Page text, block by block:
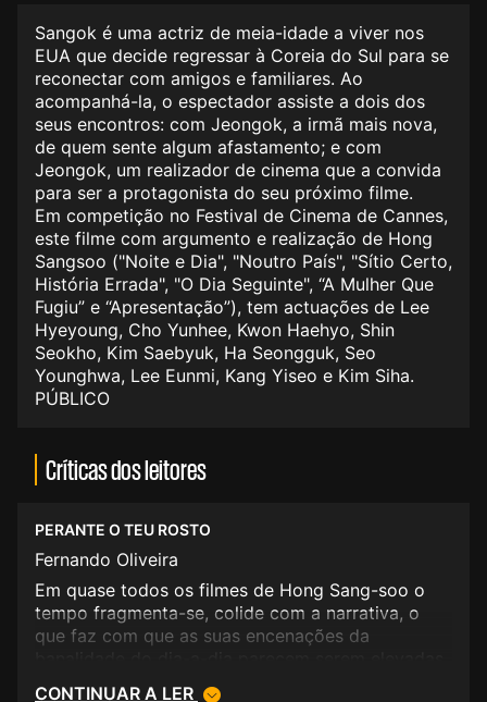
Sangok é uma actriz de meia-idade a viver nos
EUA que decide regressar à Coreia do Sul para se
reconectar com amigos e familiares. Ao
acompanhá-la, o espectador assiste a dois dos
seus encontros: com Jeongok, a irmã mais nova,
de quem sente algum afastamento; e com
Jeongok, um realizador de cinema que a convida
para ser a protagonista do seu próximo filme.
Em competição no Festival de Cinema de Cannes,
este filme com argumento e realização de Hong
Sangsoo ("Noite e Dia", "Noutro País", "Sítio Certo,
História Errada", "O Dia Seguinte", “A Mulher Que
Fugiu” e “Apresentação”), tem actuações de Lee
Hyeyoung, Cho Yunhee, Kwon Haehyo, Shin
Seokho, Kim Saebyuk, Ha Seongguk, Seo
Younghwa, Lee Eunmi, Kang Yiseo e Kim Siha.
PÚBLICO
Críticas dos leitores
PERANTE O TEU ROSTO
Fernando Oliveira
Em quase todos os filmes de Hong Sang-soo o
tempo fragmenta-se, colide com a narrativa, o
que faz com que as suas encenações da
CONTINUAR A LER